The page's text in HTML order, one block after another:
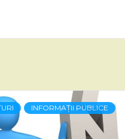
INFORMAȚII PUBLICE